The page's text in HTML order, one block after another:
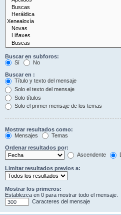
Buscar en subforos:
Sí
No
Buscar en :
Título y texto del mensaje
Solo el texto del mensaje
Solo títulos
Solo el primer mensaje de los temas
Mostrar resultados como:
Mensajes
Temas
Ordenar resultados por:
Ascendente
Limitar resultados previos a:
Mostrar los primeros:
Establezca en 0 para mostrar todo el mensaje.
Caracteres del mensaje